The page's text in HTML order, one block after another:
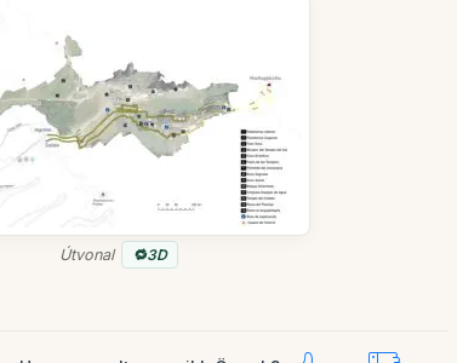
Útvonal
3D